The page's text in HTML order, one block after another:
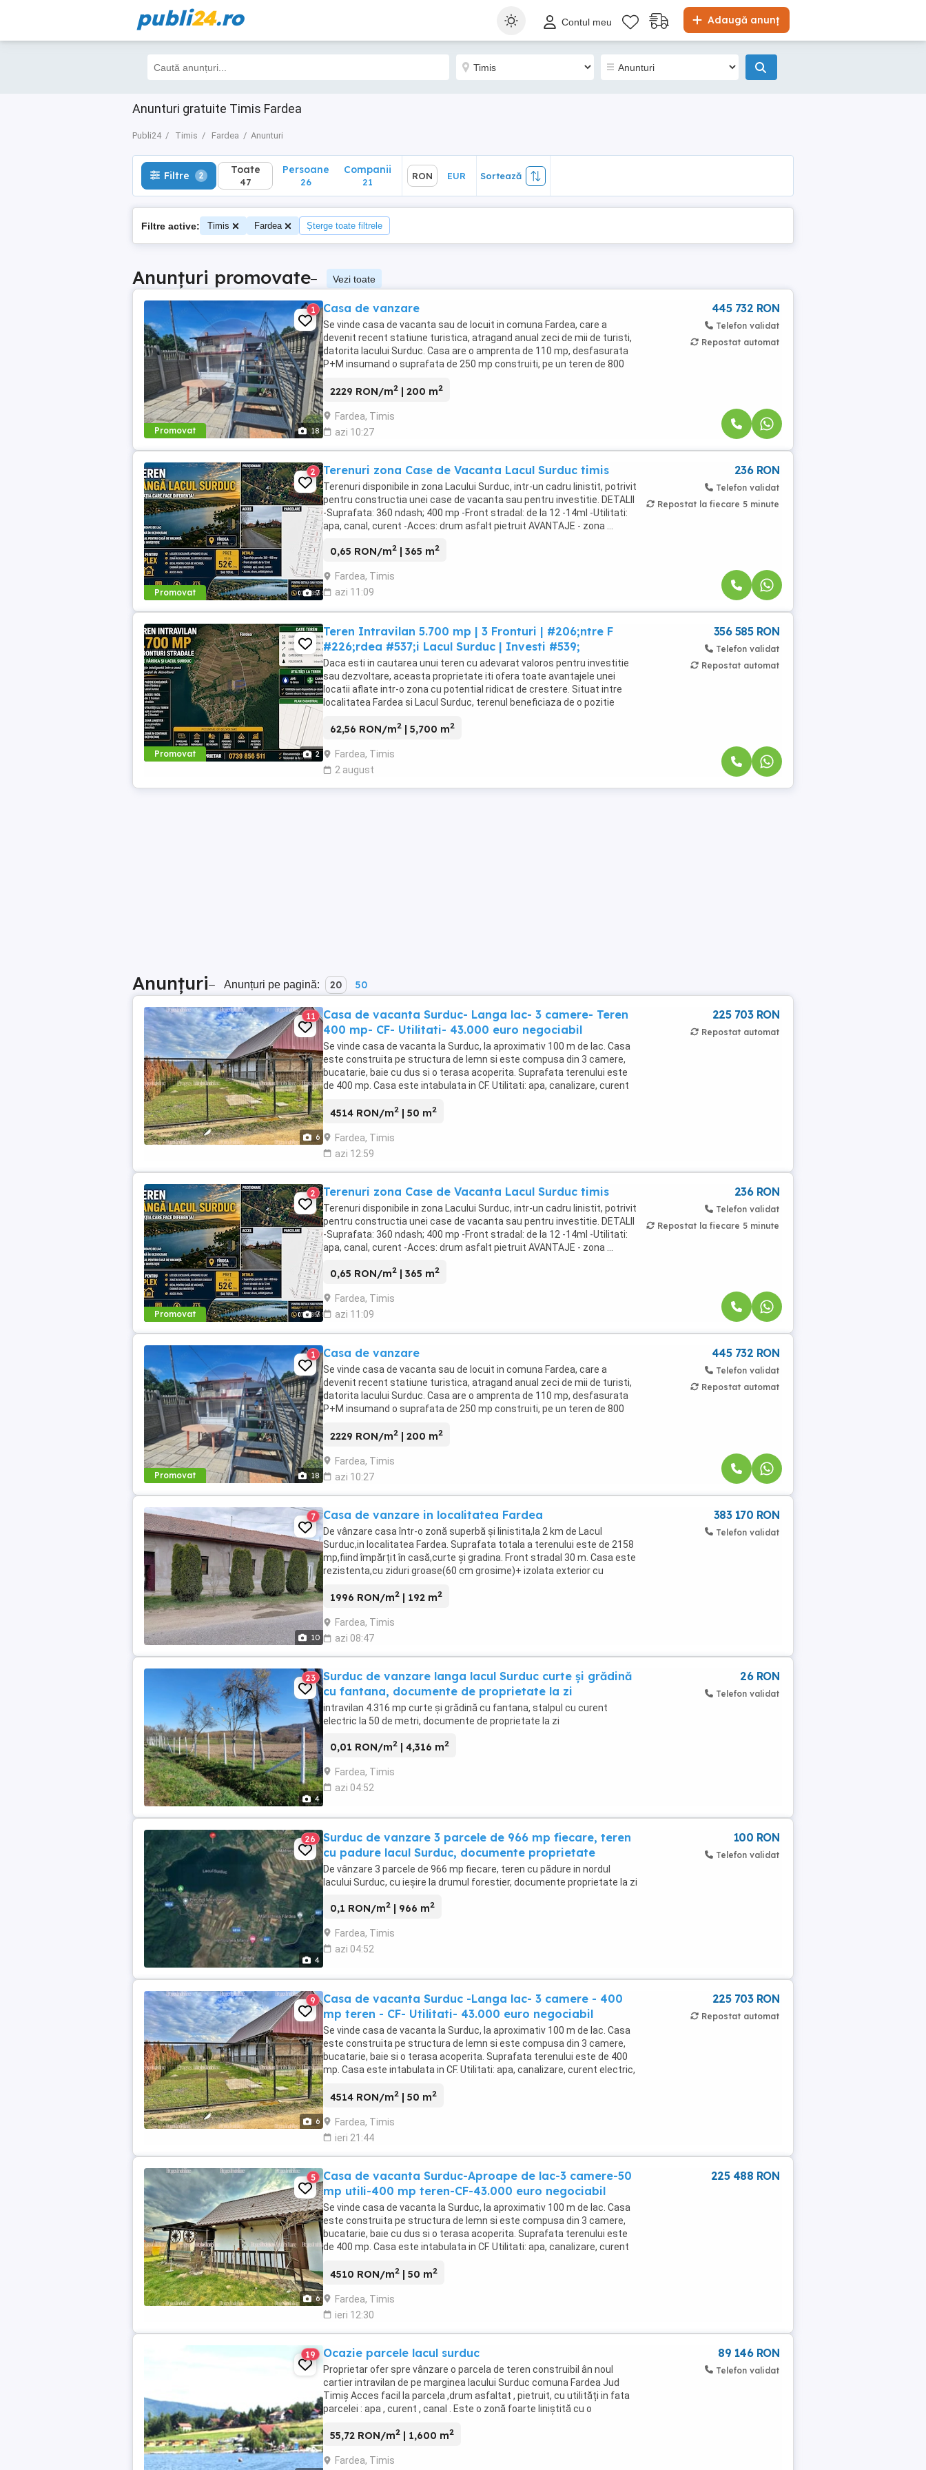
publi24.ro Adaugă anunț
Contul meu
Anunturi gratuite Timis Fardea
Publi24 Timis Fardea Anunturi
Filtre 2 Toate
47
Sortează
Filtre 2 Toate
47
Persoane
26
Companii
21
RON EUR Sortează
Filtre active: Timis Fardea Șterge toate filtrele
Anunțuri promovate– Vezi toate
Promovat 18
1 Casa de vanzare
Se vinde casa de vacanta sau de locuit in comuna Fardea, care a
devenit recent statiune turistica, atragand anual zeci de mii de turisti,
datorita lacului Surduc. Casa are o amprenta de 110 mp, desfasurata
P+M insumand o suprafata de 250 mp construiti, pe un teren de 800
2229 RON/m2 | 200 m2
Fardea, Timis
azi 10:27
445 732 RON
Telefon validat
Repostat automat
Promovat 7
2 Terenuri zona Case de Vacanta Lacul Surduc timis
Terenuri disponibile in zona Lacului Surduc, intr-un cadru linistit, potrivit
pentru constructia unei case de vacanta sau pentru investitie. DETALII
-Suprafata: 360 ndash; 400 mp -Front stradal: de la 12 -14ml -Utilitati:
apa, canal, curent -Acces: drum asfalt pietruit AVANTAJE - zona ...
0,65 RON/m2 | 365 m2
Fardea, Timis
azi 11:09
236 RON
Telefon validat
Repostat la fiecare 5 minute
Promovat 2
Teren Intravilan 5.700 mp | 3 Fronturi | #206;ntre F
#226;rdea #537;i Lacul Surduc | Investi #539;
Daca esti in cautarea unui teren cu adevarat valoros pentru investitie
sau dezvoltare, aceasta proprietate iti ofera toate avantajele unei
locatii aflate intr-o zona cu potential ridicat de crestere. Situat intre
localitatea Fardea si Lacul Surduc, terenul beneficiaza de o pozitie
62,56 RON/m2 | 5,700 m2
Fardea, Timis
2 august
356 585 RON
Telefon validat
Repostat automat
Anunțuri– Anunțuri pe pagină: 20 50
6
11
Casa de vacanta Surduc- Langa lac- 3 camere- Teren
400 mp- CF- Utilitati- 43.000 euro negociabil
Se vinde casa de vacanta la Surduc, la aproximativ 100 m de lac. Casa
este construita pe structura de lemn si este compusa din 3 camere,
bucatarie, baie cu dus si o terasa acoperita. Suprafata terenului este
de 400 mp. Casa este intabulata in CF. Utilitati: apa, canalizare, curent
4514 RON/m2 | 50 m2
Fardea, Timis
azi 12:59
225 703 RON
Repostat automat
Promovat 7
2 Terenuri zona Case de Vacanta Lacul Surduc timis
Terenuri disponibile in zona Lacului Surduc, intr-un cadru linistit, potrivit
pentru constructia unei case de vacanta sau pentru investitie. DETALII
-Suprafata: 360 ndash; 400 mp -Front stradal: de la 12 -14ml -Utilitati:
apa, canal, curent -Acces: drum asfalt pietruit AVANTAJE - zona ...
0,65 RON/m2 | 365 m2
Fardea, Timis
azi 11:09
236 RON
Telefon validat
Repostat la fiecare 5 minute
Promovat 18
1 Casa de vanzare
Se vinde casa de vacanta sau de locuit in comuna Fardea, care a
devenit recent statiune turistica, atragand anual zeci de mii de turisti,
datorita lacului Surduc. Casa are o amprenta de 110 mp, desfasurata
P+M insumand o suprafata de 250 mp construiti, pe un teren de 800
2229 RON/m2 | 200 m2
Fardea, Timis
azi 10:27
445 732 RON
Telefon validat
Repostat automat
10
7 Casa de vanzare in localitatea Fardea
De vânzare casa într-o zonă superbă și linistita,la 2 km de Lacul
Surduc,in localitatea Fardea. Suprafata totala a terenului este de 2158
mp,fiind împărțit în casă,curte și gradina. Front stradal 30 m. Casa este
rezistenta,cu ziduri groase(60 cm grosime)+ izolata exterior cu
1996 RON/m2 | 192 m2
Fardea, Timis
azi 08:47
383 170 RON
Telefon validat
4
23
Surduc de vanzare langa lacul Surduc curte și grădină
cu fantana, documente de proprietate la zi
intravilan 4.316 mp curte și grădină cu fantana, stalpul cu curent
electric la 50 de metri, documente de proprietate la zi
0,01 RON/m2 | 4,316 m2
Fardea, Timis
azi 04:52
26 RON
Telefon validat
4
26
Surduc de vanzare 3 parcele de 966 mp fiecare, teren
cu padure lacul Surduc, documente proprietate
De vânzare 3 parcele de 966 mp fiecare, teren cu pădure in nordul
lacului Surduc, cu ieșire la drumul forestier, documente proprietate la zi
0,1 RON/m2 | 966 m2
Fardea, Timis
azi 04:52
100 RON
Telefon validat
6
9
Casa de vacanta Surduc -Langa lac- 3 camere - 400
mp teren - CF- Utilitati- 43.000 euro negociabil
Se vinde casa de vacanta la Surduc, la aproximativ 100 m de lac. Casa
este construita pe structura de lemn si este compusa din 3 camere,
bucatarie, baie si o terasa acoperita. Suprafata terenului este de 400
mp. Casa este intabulata in CF. Utilitati: apa, canalizare, curent electric,
4514 RON/m2 | 50 m2
Fardea, Timis
ieri 21:44
225 703 RON
Repostat automat
6
5
Casa de vacanta Surduc-Aproape de lac-3 camere-50
mp utili-400 mp teren-CF-43.000 euro negociabil
Se vinde casa de vacanta la Surduc, la aproximativ 100 m de lac. Casa
este construita pe structura de lemn si este compusa din 3 camere,
bucatarie, baie cu dus si o terasa acoperita. Suprafata terenului este
de 400 mp. Casa este intabulata in CF. Utilitati: apa, canalizare, curent
4510 RON/m2 | 50 m2
Fardea, Timis
ieri 12:30
225 488 RON
19 Ocazie parcele lacul surduc
Proprietar ofer spre vânzare o parcela de teren construibil ân noul
cartier intravilan de pe marginea lacului Surduc comuna Fardea Jud
Timiș Acces facil la parcela ,drum asfaltat , pietruit, cu utilități in fata
parcelei : apa , curent , canal . Este o zonă foarte liniștită cu o
55,72 RON/m2 | 1,600 m2
Fardea, Timis
89 146 RON
Telefon validat